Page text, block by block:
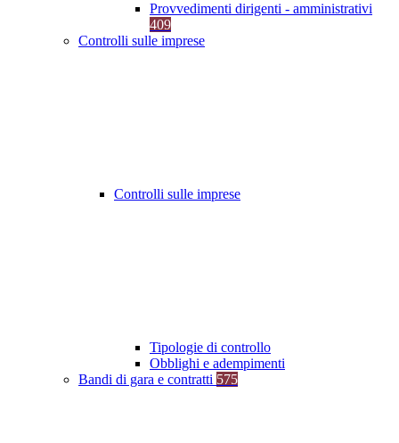
Provvedimenti dirigenti - amministrativi
409
Controlli sulle imprese
Controlli sulle imprese
Tipologie di controllo
Obblighi e adempimenti
Bandi di gara e contratti 575